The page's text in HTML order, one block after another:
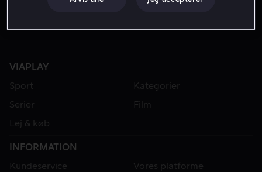
VIAPLAY
Sport
Kategorier
Serier
Film
Lej & køb
INFORMATION
Kundeservice
Vores platforme